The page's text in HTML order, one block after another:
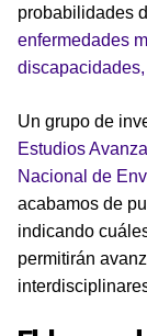
probabilidades
enfermedades
Un grupo de
Estudios
Nacional de
acabamos de
indicando
permitirán